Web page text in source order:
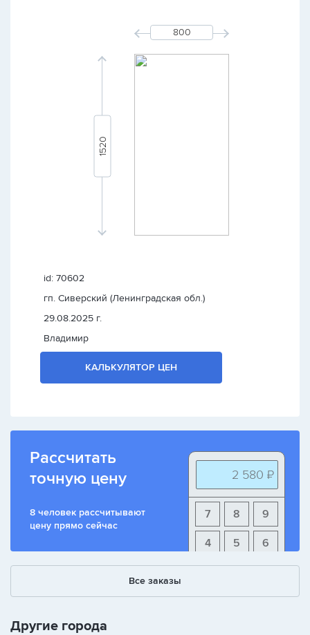
id: 70602
гп. Сиверский (Ленинградская обл.)
29.08.2025 г.
Владимир
КАЛЬКУЛЯТОР ЦЕН
Рассчитать
точную цену
8 человек рассчитывают
цену прямо сейчас
2 580 ₽
9
8
7
6
5
4
+ - /
Все заказы
Другие города